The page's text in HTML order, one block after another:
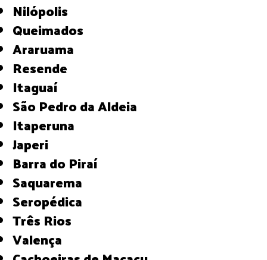
Nilópolis
Queimados
Araruama
Resende
Itaguaí
São Pedro da Aldeia
Itaperuna
Japeri
Barra do Piraí
Saquarema
Seropédica
Três Rios
Valença